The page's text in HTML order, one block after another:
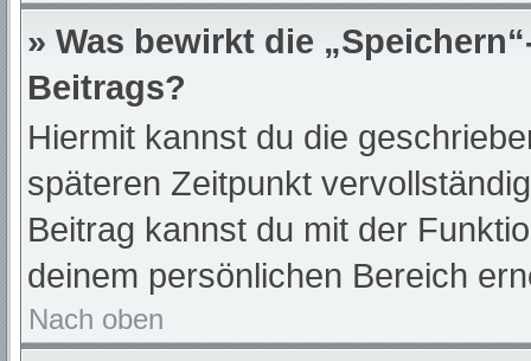
» Was bewirkt die
Beitrags?
Hiermit kannst du die
späteren Zeitpunkt
Beitrag kannst du mit der
deinem persönlichen Bereich
Nach oben